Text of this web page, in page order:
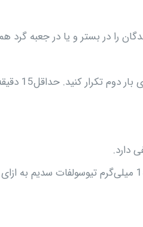
را در بستر و یا در جعبه گرد
از فاصله 20 تا 30 سانتی‌متری بالای سر پرنده‌ها واکسن را اسپری کنید. عمل اسپری کردن را برای
دارد.
بنابراین توصیه می‌شود قبل از اضافه نمودن واکسن از2.5 گرم پودر شیر خشک بدون چربی یا 15 میلی‌گرم تیوسولفات